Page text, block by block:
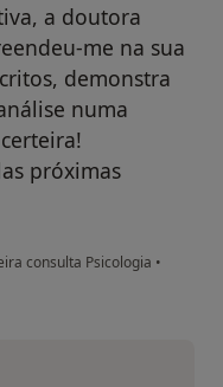
a doutora
me na sua
demonstra
numa
próximas
consulta Psicologia •